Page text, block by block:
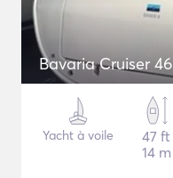
Bavaria Cruiser 46
Yacht à voile
47 ft
14 m